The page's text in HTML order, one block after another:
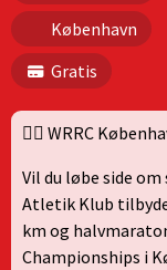
København
Gratis
🏃‍♂️ WRRC
Vil du løbe side
Atletik Klub
km og
Championships i